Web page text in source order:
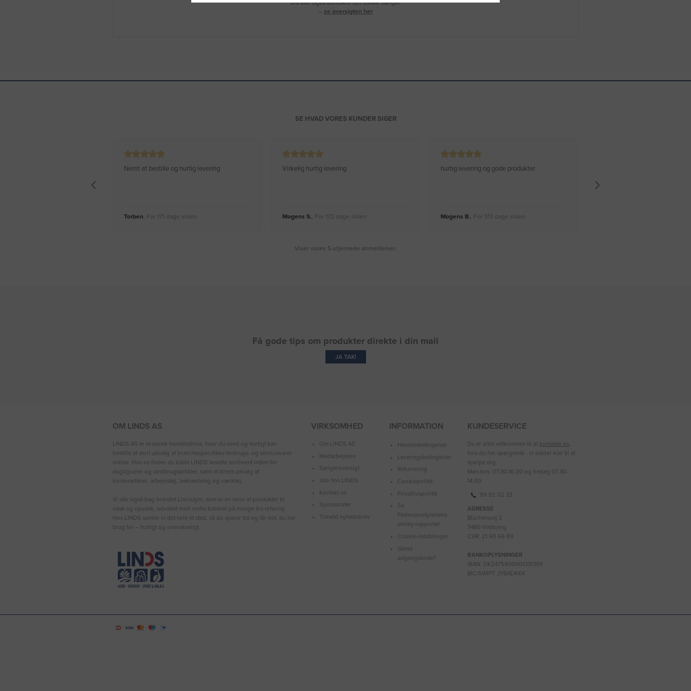
Du kan også kontakte din lokale sælger
– se oversigten her
SE HVAD VORES KUNDER SIGER
Nemt at bestille og hurtig levering
Torben, For 171 dage siden
Virkelig hurtig levering
Mogens S., For 172 dage siden
hurtig levering og gode produkter
Mogens B., For 173 dage siden
Viser vores 5-stjernede anmeldelser.
Få gode tips om produkter direkte i din mail
JA TAK!
OM LINDS AS
LINDS AS er et dansk handelsfirma, hvor du nemt og hurtigt kan
bestille et stort udvalg af branchespecifikke forbrugs- og servicevarer
online. Hos os finder du både LINDS′ kendte sortiment inden for
dagligvarer og landbrugsartikler, samt et bredt udvalg af
kontorartikler, arbejdstøj, beklædning og værktøj.
Vi står også bag brandet Lincozym, som er en serie af produkter til
vask og opvask, udviklet med omhu baseret på mange års erfaring.
Hos LINDS samler vi det hele ét sted, så du sparer tid og får det, du har
brug for – hurtigt og overskueligt.
VIRKSOMHED
Om LINDS AS
Medarbejdere
Sælgeroversigt
Job hos LINDS
Kontakt os
Sponsorater
Tilmeld nyhedsbrev
INFORMATION
Handelsbetingelser
Leveringsbetingelser
Returnering
Cookiepolitik
Privatlivspolitik
Se
Fødevarestyrelsens
smiley-rapporter
Cookie-indstillinger
Glemt
adgangskode?
KUNDESERVICE
Du er altid velkommen til at kontakte os,
hvis du har spørgsmål - vi sidder klar til at
hjælpe dig.
Man-tors: 07.30-16.00 og fredag 07.30-
14.00.
99 92 02 33
ADRESSE
Blüchersvej 3
7480 Vildbjerg
CVR: 21 90 66 89
BANKOPLYSNINGER
IBAN: DK2475900001331399
BIC/SWIFT: JYBADKKK